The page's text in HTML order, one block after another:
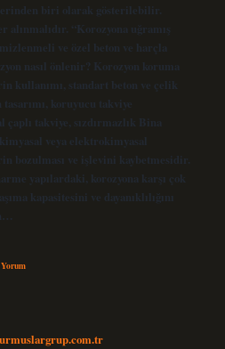
biri olarak gösterilebilir.
alınmalıdır. “Korozyona uğramış
ve özel beton ve harçla
nasıl önlenir? Korozyon koruma
kullanımı, standart beton ve çelik
koruyucu takviye
takviye, sızdırmazlık Bina
veya elektrokimyasal
bozulması ve işlevini kaybetmesidir.
yapılardaki, korozyona karşı çok
kapasitesini ve dayanıklılığını